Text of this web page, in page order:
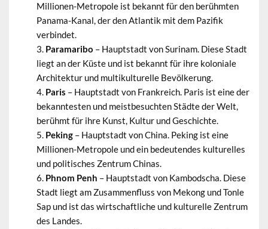
Millionen-Metropole ist bekannt für den berühmten
Panama-Kanal, der den Atlantik mit dem Pazifik
verbindet.
Paramaribo – Hauptstadt von Surinam. Diese Stadt
liegt an der Küste und ist bekannt für ihre koloniale
Architektur und multikulturelle Bevölkerung.
Paris – Hauptstadt von Frankreich. Paris ist eine der
bekanntesten und meistbesuchten Städte der Welt,
berühmt für ihre Kunst, Kultur und Geschichte.
Peking– Hauptstadt von China. Peking ist eine
Millionen-Metropole und ein bedeutendes kulturelles
und politisches Zentrum Chinas.
Phnom Penh – Hauptstadt von Kambodscha. Diese
Stadt liegt am Zusammenfluss von Mekong und Tonle
Sap und ist das wirtschaftliche und kulturelle Zentrum
des Landes.